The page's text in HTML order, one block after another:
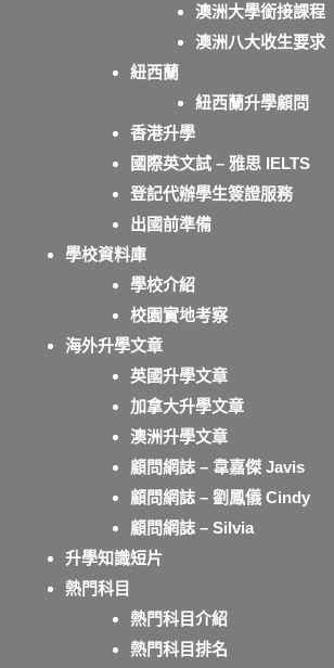
澳洲大學銜接課程
澳洲八大收生要求
紐西蘭
紐西蘭升學顧問
香港升學
國際英文試 – 雅思 IELTS
登記代辦學生簽證服務
出國前準備
學校資料庫
學校介紹
校園實地考察
海外升學文章
英國升學文章
加拿大升學文章
澳洲升學文章
顧問網誌 – 韋嘉傑 Javis
顧問網誌 – 劉鳳儀 Cindy
顧問網誌 – Silvia
升學知識短片
熱門科目
熱門科目介紹
熱門科目排名